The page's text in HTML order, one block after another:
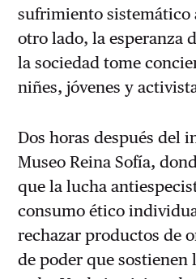
sufrimiento sistemático
otro lado, la esperanza
la sociedad tome
niñes, jóvenes y
Dos horas después del
Museo Reina Sofía,
que la lucha
consumo ético
rechazar productos de
de poder que